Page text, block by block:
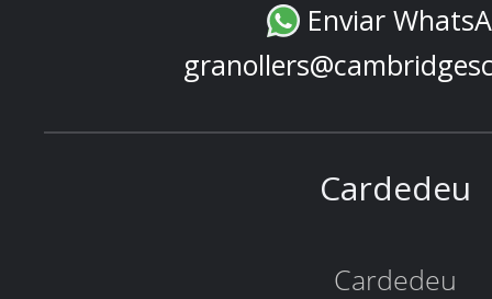
Enviar
Cardedeu
Cardedeu